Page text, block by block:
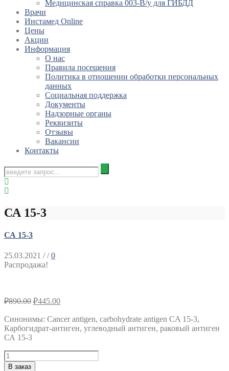
Медицинская справка 003-В/у для ГИБДД
Врачи
Инстамед Online
Цены
Акции
Информация
О нас
Правила посещения
Политика в отношении обработки персональных
данных
Социальная поддержка
Документы
Надзорные органы
Реквизиты
Отзывы
Вакансии
Контакты
СА 15-3
СА 15-3
25.03.2021 / /0
Распродажа!
₽890.00 ₽445.00
Синонимы: Cancer antigen, carbohydrate antigen CA 15-3,
Карбогидрат-антиген, углеводный антиген, раковый антиген
СА 15-3
Количество
САВ заказ